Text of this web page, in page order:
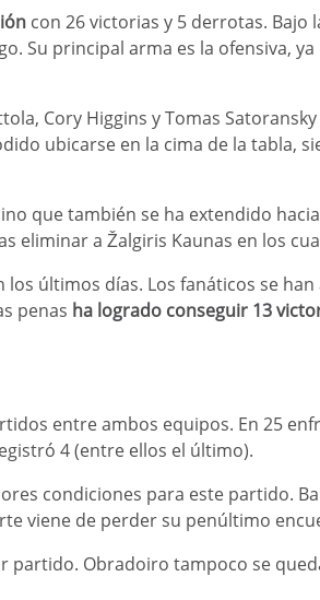
con 26 victorias y 5 derrotas. Bajo
Su principal arma es la ofensiva,
Cory Higgins y Tomas
ubicarse en la cima de la tabla,
que también se ha extendido
eliminar a Žalgiris Kaunas en los
los últimos días. Los fanáticos se
penas ha logrado conseguir 13
entre ambos equipos. En 25
4 (entre ellos el último).
condiciones para este partido.
viene de perder su penúltimo
Obradoiro tampoco se